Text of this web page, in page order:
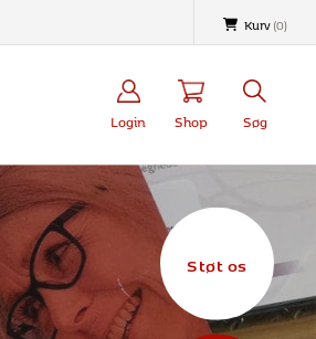
Kurv(0)
Støt os
Login Shop Søg